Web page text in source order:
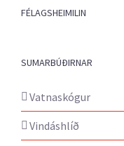
FÉLAGSHEIMILIN
SUMARBÚÐIRNAR
Vatnaskógur
Vindáshlíð